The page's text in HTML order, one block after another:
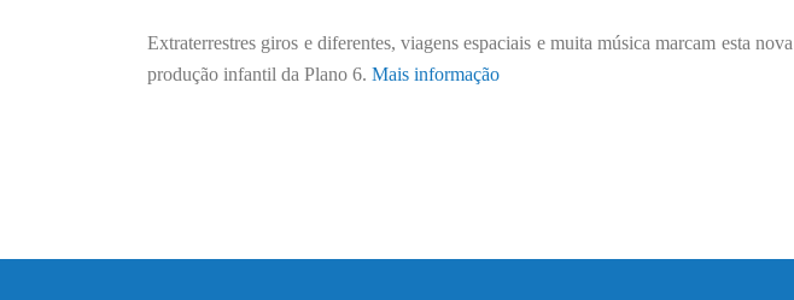
Extraterrestres giros e diferentes, viagens espaciais e muita música marcam esta nova
produção infantil da Plano 6. Mais informação